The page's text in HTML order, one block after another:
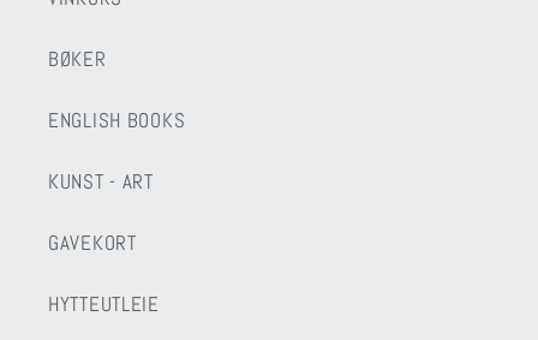
BØKER
ENGLISH BOOKS
KUNST - ART
GAVEKORT
HYTTEUTLEIE